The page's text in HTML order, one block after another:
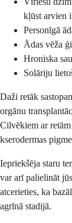
kļūst arvien
Personīgā
Ādas vēža
Hroniska
Solāriju
Daži retāk
orgānu
Cilvēkiem ar
kserodermas
Iepriekšēja staru
var arī palielināt
atcerieties, ka
agrīnā stadijā.